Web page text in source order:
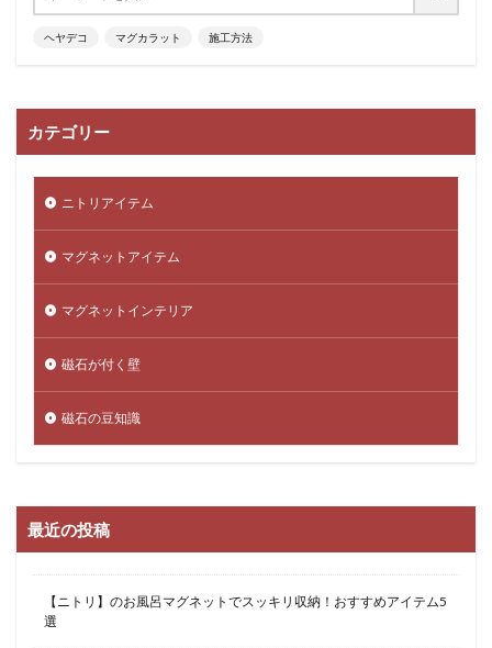
ヘヤデコ マグカラット 施工方法
カテゴリー
ニトリアイテム
マグネットアイテム
マグネットインテリア
磁石が付く壁
磁石の豆知識
最近の投稿
【ニトリ】のお風呂マグネットでスッキリ収納！おすすめアイテム5
選